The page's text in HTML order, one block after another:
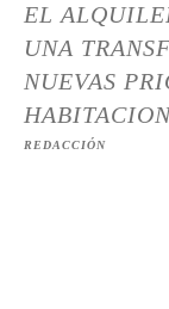
EL
UNA
NUEVAS
REDACCIÓN